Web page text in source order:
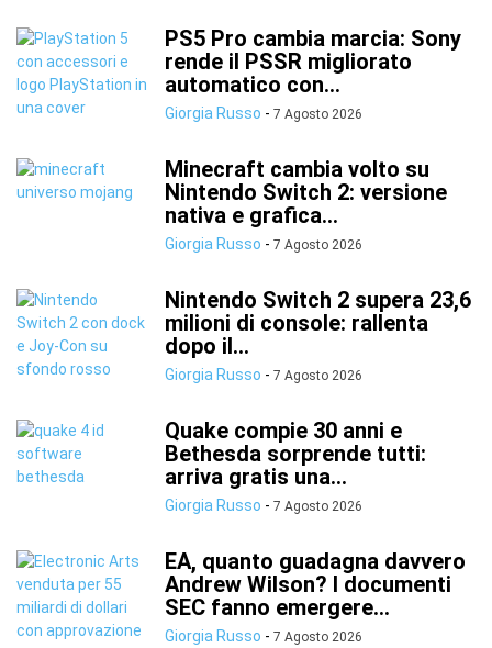
PS5 Pro cambia marcia: Sony
rende il PSSR migliorato
automatico con...
Giorgia Russo - 7 Agosto 2026
Minecraft cambia volto su
Nintendo Switch 2: versione
nativa e grafica...
Giorgia Russo - 7 Agosto 2026
Nintendo Switch 2 supera 23,6
milioni di console: rallenta
dopo il...
Giorgia Russo - 7 Agosto 2026
Quake compie 30 anni e
Bethesda sorprende tutti:
arriva gratis una...
Giorgia Russo - 7 Agosto 2026
EA, quanto guadagna davvero
Andrew Wilson? I documenti
SEC fanno emergere...
Giorgia Russo - 7 Agosto 2026